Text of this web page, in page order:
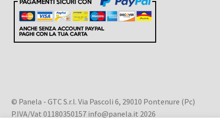
t
n
e
:
© Panela - GTC S.r.l. Via Pascoli 6, 29010 Pontenure (Pc)
P.IVA/Vat 01180350157 info@panela.it 2026